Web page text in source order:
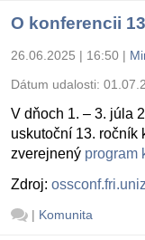
O konferencii
26.06.2025 | 16:50 |
Dátum udalosti:
V dňoch 1. – 3. júla
uskutoční 13. ročník
zverejnený program
Zdroj:
| Komunita